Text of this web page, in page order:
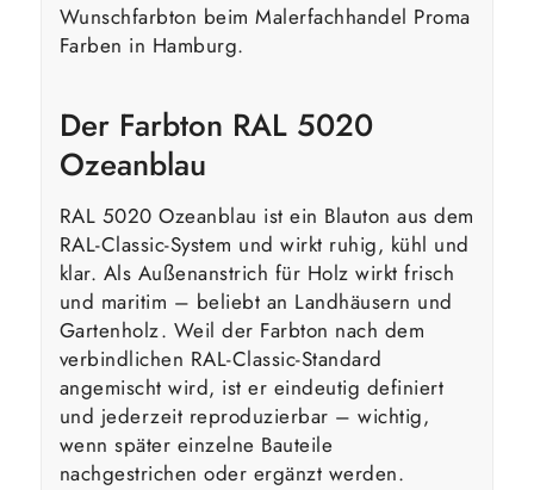
Wunschfarbton beim Malerfachhandel Proma
Farben in Hamburg.
Der Farbton RAL 5020
Ozeanblau
RAL 5020 Ozeanblau ist ein Blauton aus dem
RAL-Classic-System und wirkt ruhig, kühl und
klar. Als Außenanstrich für Holz wirkt frisch
und maritim – beliebt an Landhäusern und
Gartenholz. Weil der Farbton nach dem
verbindlichen RAL-Classic-Standard
angemischt wird, ist er eindeutig definiert
und jederzeit reproduzierbar – wichtig,
wenn später einzelne Bauteile
nachgestrichen oder ergänzt werden.